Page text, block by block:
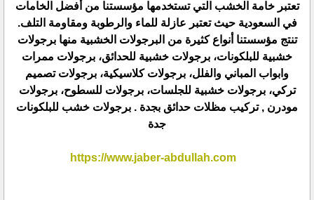
تعتبر خامة الخشب التي تستخدمها مؤسستنا من أفضل الخامات
في السعودية حيث تعتبر عازلة للماء والرطوبة ومقاومة التلف.
تنتج مؤسستنا أنواع كثيرة من البرجولات الخشبية منها برجولات
خشبية للبلكونات، برجولات خشبية للحدائق، برجولات ممرات
وابواب المباني والفلل، برجولات كلاسيكية، برجولات تصميم
تركي، برجولات خشبية للجلسات، برجولات للسطوح، برجولات
مودرن , تركيب مظلات حدائق بجدة . برجولات خشب للبلكونات
جدة
https://www.jaber-abdullah.com